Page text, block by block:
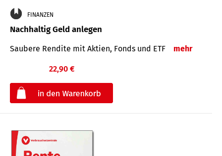
FINANZEN
Nachhaltig Geld anlegen
Saubere Rendite mit Aktien, Fonds und ETF mehr
22,90 €